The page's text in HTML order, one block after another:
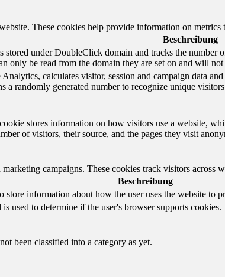
These cookies help provide information on
Beschreibung
under DoubleClick domain and tracks the number
only be read from the domain they are set on and will
calculates visitor, session and campaign data
a randomly generated number to recognize unique
stores information on how visitors use a website,
of visitors, their source, and the pages they visit
campaigns. These cookies track visitors across
Beschreibung
information about how the user uses the website to
used to determine if the user's browser supports cookies.
been classified into a category as yet.